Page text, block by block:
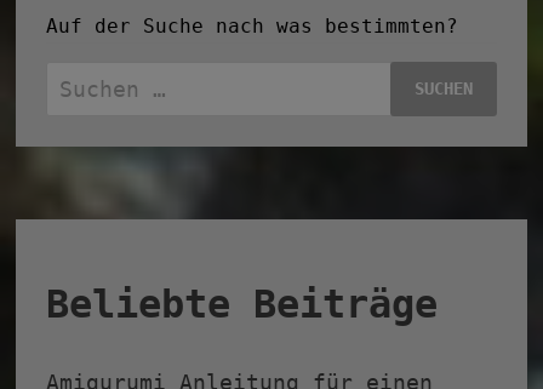
Auf der Suche nach was bestimmten?
Suchen
Beliebte Beiträge
Amigurumi Anleitung für einen